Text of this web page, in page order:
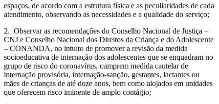
espaços, de acordo com a estrutura física e as peculiaridades de cada
atendimento, observando as necessidades e a qualidade do serviço;
2. Observar as recomendações do Conselho Nacional de Justiça –
CNJ e Conselho Nacional dos Direitos da Criança e do Adolescente
– CONANDA, no intuito de promover a revisão da medida
socioeducativa de internação dos adolescentes que se enquadram no
grupo de risco do coronavírus, cumprem medida cautelar de
internação provisória, internação-sanção, gestantes, lactantes ou
mães de crianças de até doze anos, bem como alojados em unidades
que oferecem risco iminente de amplo contágio;